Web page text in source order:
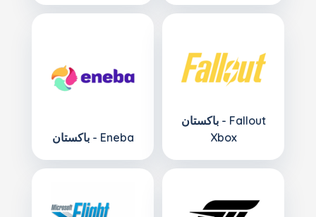
باكستان - Eneba
باكستان - Fallout
Xbox